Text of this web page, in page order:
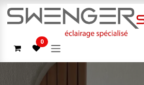
Se rendre au contenu
0